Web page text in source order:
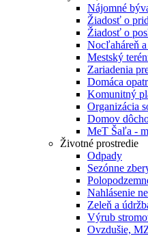
Nájomné
Žiadosť o
Žiadosť o
Nocľaháreň
Mestský
Zariadenia
Domáca
Komunitný
Organizácia
Domov
MeT Šaľa -
Životné prostredie
Odpady
Sezónne
Nahlásenie
Zeleň a
Výrub
Ovzdušie,